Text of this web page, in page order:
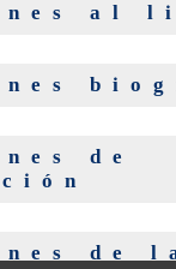
al
de
de